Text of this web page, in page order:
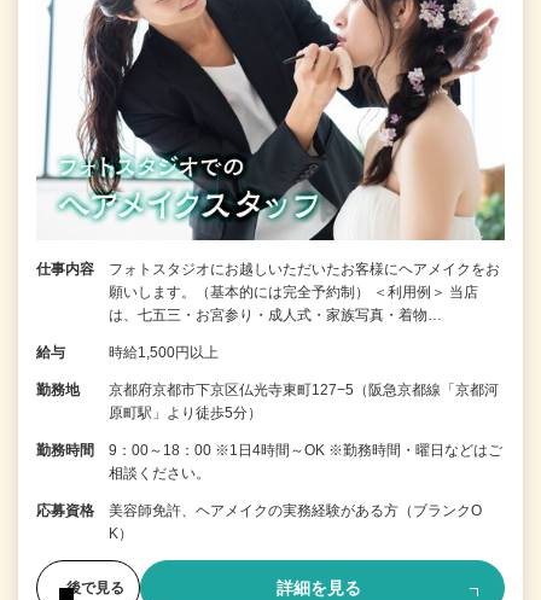
仕事内容
フォトスタジオにお越しいただいたお客様にヘアメイクをお
願いします。（基本的には完全予約制） ＜利用例＞ 当店
は、七五三・お宮参り・成人式・家族写真・着物…
給与 時給1,500円以上
勤務地
京都府京都市下京区仏光寺東町127−5（阪急京都線「京都河
原町駅」より徒歩5分）
勤務時間
9：00～18：00 ※1日4時間～OK ※勤務時間・曜日などはご
相談ください。
応募資格
美容師免許、ヘアメイクの実務経験がある方（ブランクO
K）
後で見る 詳細を見る